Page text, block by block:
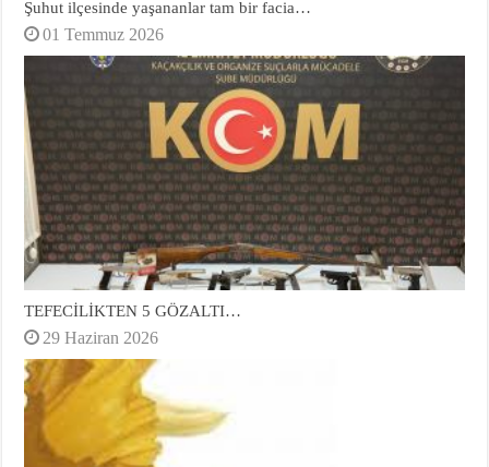
Şuhut ilçesinde yaşananlar tam bir facia…
01 Temmuz 2026
TEFECİLİKTEN 5 GÖZALTI…
29 Haziran 2026